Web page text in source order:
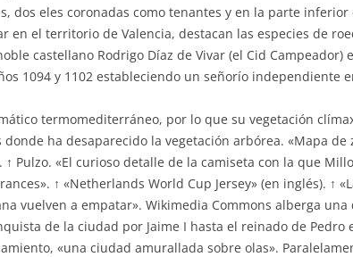
dos eles coronadas como tenantes y en la parte
en el territorio de Valencia, destacan las especies de
castellano Rodrigo Díaz de Vivar (el Cid
1094 y 1102 estableciendo un señorío independiente
termomediterráneo, por lo que su vegetación
ha desaparecido la vegetación arbórea. «Mapa de
Pulzo. «El curioso detalle de la camiseta con la que
↑ «Netherlands World Cup Jersey» (en inglés). ↑
vuelven a empatar». Wikimedia Commons alberga
de la ciudad por Jaime I hasta el reinado de
«una ciudad amurallada sobre olas».